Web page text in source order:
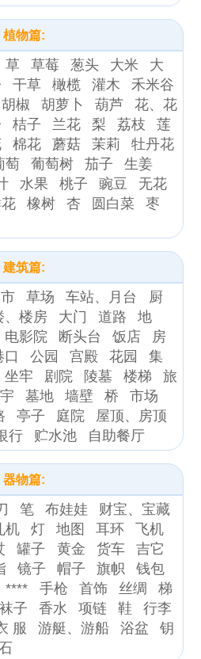
植物篇:
草 草莓 葱头 大米
大
干草 橄榄 灌木
禾米谷
胡椒 胡萝卜 葫芦
花、花
桔子 兰花 梨 荔枝
莲
棉花 蘑菇 茉莉
牡丹花
萄 葡萄树 茄子
生姜
水果 桃子 豌豆
无花
橡树 杏 圆白菜
枣
建筑篇:
草场 车站、月台
厨
、楼房 大门 道路
地
电影院 断头台 饭店
房
口 公园 宫殿 花园
集
坐牢 剧院 陵墓 楼梯
旅
墓地 墙壁 桥
市场
亭子 庭院
屋顶、房顶
行 贮水池 自助餐厅
器物篇:
笔 布娃娃
财宝、宝藏
机 灯 地图 耳环
飞机
罐子 黄金 货车
吉它
镜子 帽子 旗帜
钱包
**** 手枪 首饰 丝绸
梯
袜子 香水 项链 鞋
行李
服 游艇、游船 浴盆
钥